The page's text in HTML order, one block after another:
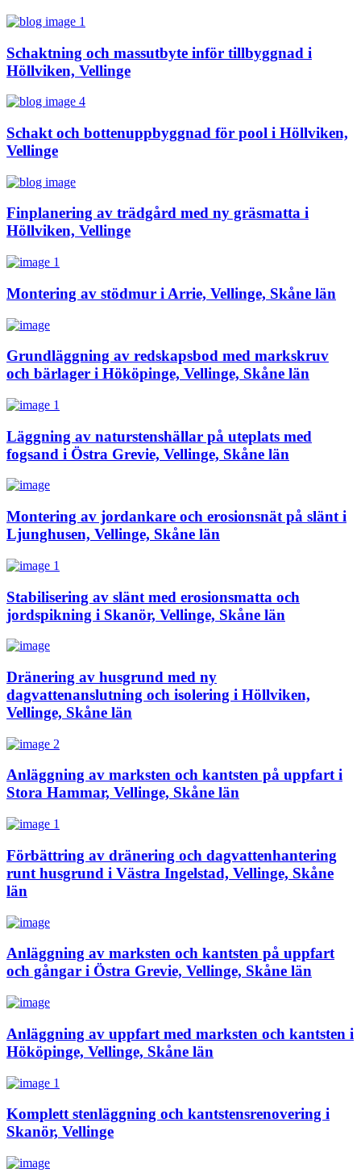
Schaktning och massutbyte inför tillbyggnad i
Höllviken, Vellinge
Schakt och bottenuppbyggnad för pool i Höllviken,
Vellinge
Finplanering av trädgård med ny gräsmatta i
Höllviken, Vellinge
Montering av stödmur i Arrie, Vellinge, Skåne län
Grundläggning av redskapsbod med markskruv
och bärlager i Hököpinge, Vellinge, Skåne län
Läggning av naturstenshällar på uteplats med
fogsand i Östra Grevie, Vellinge, Skåne län
Montering av jordankare och erosionsnät på slänt i
Ljunghusen, Vellinge, Skåne län
Stabilisering av slänt med erosionsmatta och
jordspikning i Skanör, Vellinge, Skåne län
Dränering av husgrund med ny
dagvattenanslutning och isolering i Höllviken,
Vellinge, Skåne län
Anläggning av marksten och kantsten på uppfart i
Stora Hammar, Vellinge, Skåne län
Förbättring av dränering och dagvattenhantering
runt husgrund i Västra Ingelstad, Vellinge, Skåne
län
Anläggning av marksten och kantsten på uppfart
och gångar i Östra Grevie, Vellinge, Skåne län
Anläggning av uppfart med marksten och kantsten i
Hököpinge, Vellinge, Skåne län
Komplett stenläggning och kantstensrenovering i
Skanör, Vellinge